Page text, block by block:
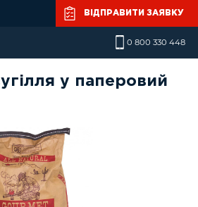
ВІДПРАВИТИ ЗАЯВКУ
0 800 330 448
у паперовий